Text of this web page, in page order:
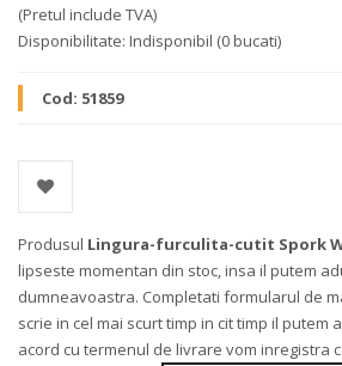
(Pretul include TVA)
Disponibilitate: Indisponibil (0 bucati)
Cod: 51859
Produsul Lingura-furculita-cutit Spork
lipseste momentan din stoc, insa il putem
dumneavoastra. Completati formularul de
scrie in cel mai scurt timp in cit timp il putem
acord cu termenul de livrare vom inregistra